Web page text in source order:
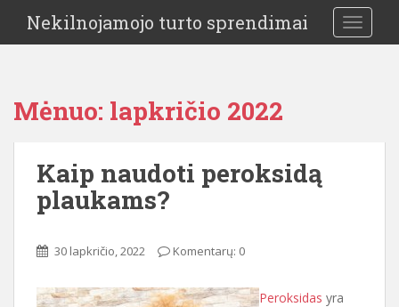
Nekilnojamojo turto sprendimai
Mėnuo: lapkričio 2022
Kaip naudoti peroksidą
plaukams?
30 lapkričio, 2022 Komentarų: 0
Peroksidas yra